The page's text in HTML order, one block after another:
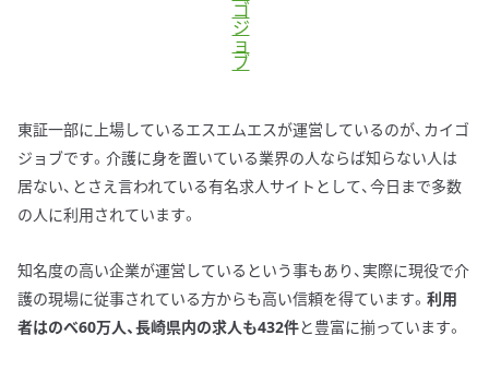
ゴ
ジ
ョ
ブ
東証一部に上場しているエスエムエスが運営しているのが、カイゴ
ジョブです。介護に身を置いている業界の人ならば知らない人は
居ない、とさえ言われている有名求人サイトとして、今日まで多数
の人に利用されています。
知名度の高い企業が運営しているという事もあり、実際に現役で介
護の現場に従事されている方からも高い信頼を得ています。 利用
者はのべ60万人、長崎県内の求人も432件と豊富に揃っています。